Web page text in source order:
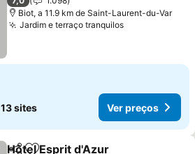
Biot, a 11.9 km de Saint-Laurent-du-Var
Jardim e terraço tranquilos
13 sites Ver preços
Hôtel Esprit d'Azur